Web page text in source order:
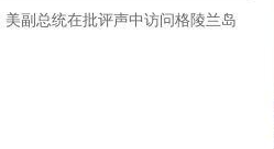
美副总统在批评声中访问格陵兰岛